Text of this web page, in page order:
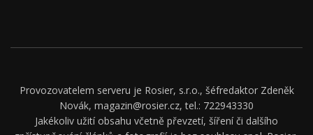
Provozovatelem serveru je Rosier, s.r.o., šéfredaktor Zdeněk
Novák, magazin@rosier.cz, tel.: 722943330
Jakékoliv užití obsahu včetně převzetí, šíření či dalšího